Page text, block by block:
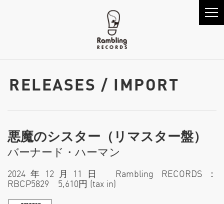
RELEASES / IMPORT
悪魔のシスター（リマスター盤）
バーナード・ハーマン
2024年12月11日 Rambling RECORDS：
RBCP5829 5,610円 (tax in)